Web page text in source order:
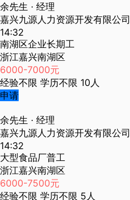
余先生 · 经理
嘉兴九源人力资源开发有限公司
14:32
南湖区企业长期工
浙江嘉兴南湖区
6000-7000元
经验不限 学历不限 10人
申请
余先生 · 经理
嘉兴九源人力资源开发有限公司
14:32
大型食品厂普工
浙江嘉兴南湖区
6000-7500元
经验不限 学历不限 5人